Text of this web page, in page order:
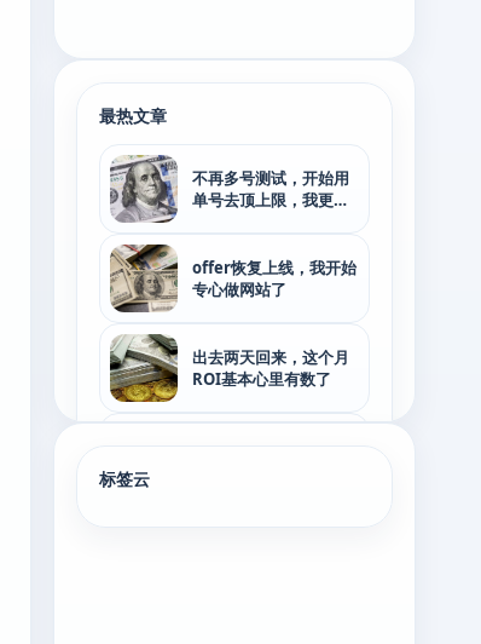
最热文章
不再多号测试，开始用
单号去顶上限，我更想
offer恢复上线，我开始
专心做网站了
出去两天回来，这个月
ROI基本心里有数了
项目可以停一天，人不
标签云